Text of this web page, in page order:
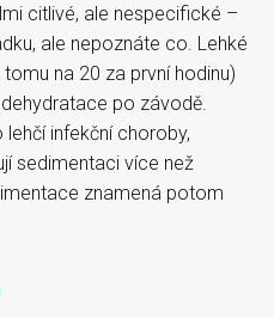
citlivé, ale nespecifické –
ale nepoznáte co. Lehké
na 20 za první hodinu)
po závodě.
infekční choroby,
sedimentaci více než
znamená potom